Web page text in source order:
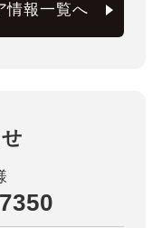
情報一覧へ